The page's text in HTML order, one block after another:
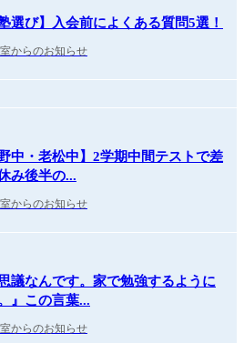
選び】入会前によくある質問5選！
からのお知らせ
中・老松中】2学期中間テストで差
み後半の...
からのお知らせ
議なんです。家で勉強するように
』この言葉...
からのお知らせ